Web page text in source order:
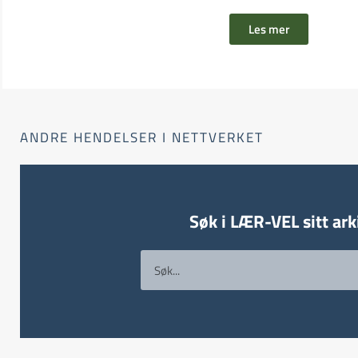
Les mer
ANDRE HENDELSER I NETTVERKET
Søk i LÆR-VEL sitt